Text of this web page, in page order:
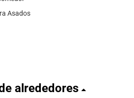
Asados
alrededores